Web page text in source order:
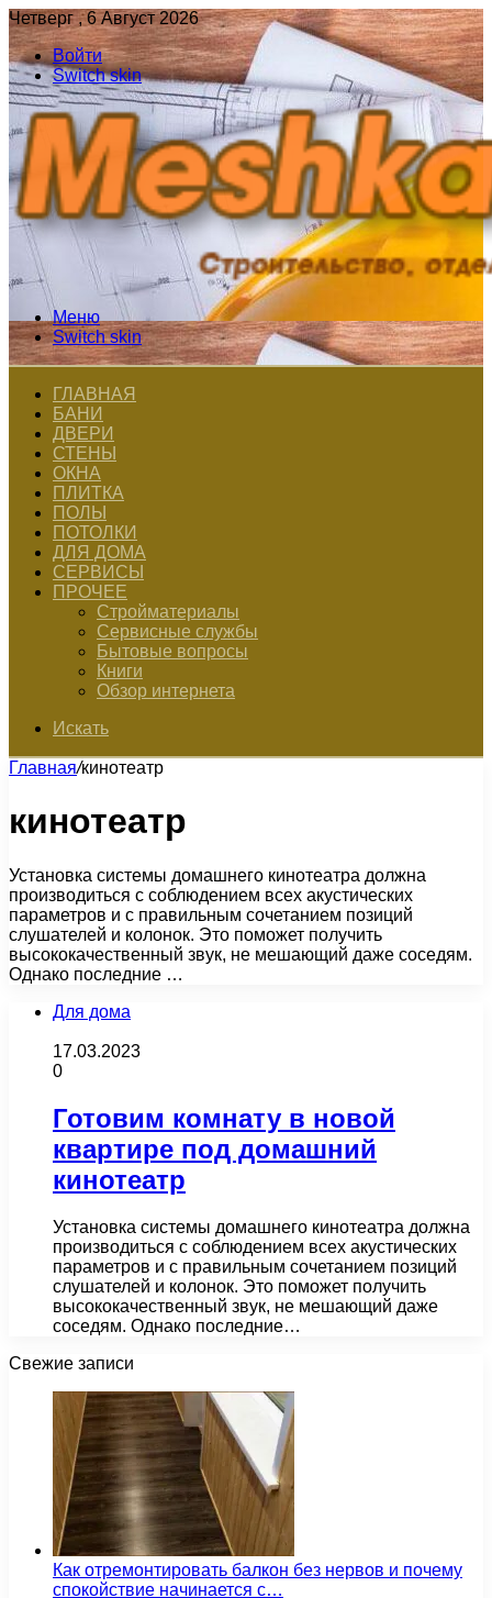
Четверг , 6 Август 2026
Войти
Switch skin
Меню
Switch skin
ГЛАВНАЯ
БАНИ
ДВЕРИ
СТЕНЫ
ОКНА
ПЛИТКА
ПОЛЫ
ПОТОЛКИ
ДЛЯ ДОМА
СЕРВИСЫ
ПРОЧЕЕ
Стройматериалы
Сервисные службы
Бытовые вопросы
Книги
Обзор интернета
Искать
Главная/кинотеатр
кинотеатр
Установка системы домашнего кинотеатра должна
производиться с соблюдением всех акустических
параметров и с правильным сочетанием позиций
слушателей и колонок. Это поможет получить
высококачественный звук, не мешающий даже соседям.
Однако последние …
Для дома
17.03.2023
0
Готовим комнату в новой
квартире под домашний
кинотеатр
Установка системы домашнего кинотеатра должна
производиться с соблюдением всех акустических
параметров и с правильным сочетанием позиций
слушателей и колонок. Это поможет получить
высококачественный звук, не мешающий даже
соседям. Однако последние…
Свежие записи
Как отремонтировать балкон без нервов и почему
спокойствие начинается с…